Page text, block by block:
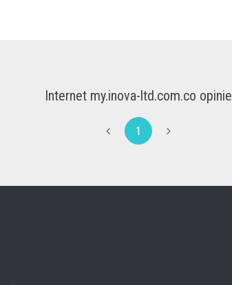
Internet my.inova-ltd.com.co opinie
1